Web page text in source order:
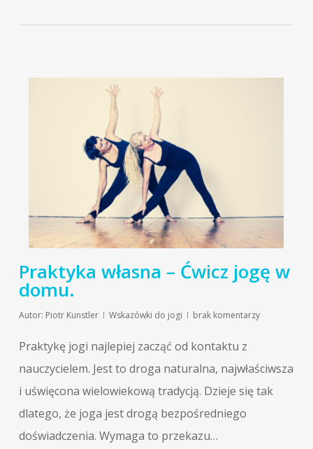
Praktyka własna – Ćwicz jogę w
domu.
Autor: Piotr Kunstler Wskazówki do jogi brak komentarzy
Praktykę jogi najlepiej zacząć od kontaktu z
nauczycielem. Jest to droga naturalna, najwłaściwsza
i uświęcona wielowiekową tradycją. Dzieje się tak
dlatego, że joga jest drogą bezpośredniego
doświadczenia. Wymaga to przekazu…